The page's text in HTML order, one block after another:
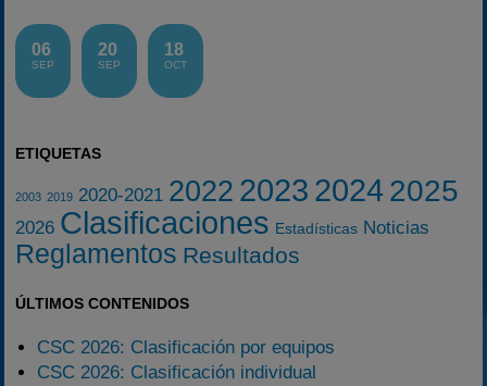
06
SEP
20
SEP
18
OCT
ETIQUETAS
2003 2019 2020-2021 2022 2023 20242025
2026 Clasificaciones Estadísticas Noticias
Reglamentos Resultados
ÚLTIMOS CONTENIDOS
CSC 2026: Clasificación por equipos
CSC 2026: Clasificación individual